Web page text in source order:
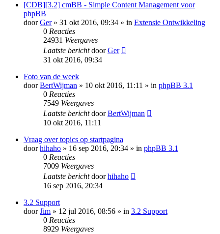
[CDB][3.2] cmBB - Simple Content Management voor
phpBB
doorGer» 31 okt 2016, 09:34 » in Extensie Ontwikkeling
0 Reacties
24931 Weergaves
Laatste berichtdoorGer
31 okt 2016, 09:34
Foto van de week
doorBertWijman » 10 okt 2016, 11:11 » in phpBB 3.1
0 Reacties
7549 Weergaves
Laatste berichtdoorBertWijman
10 okt 2016, 11:11
Vraag over topics op startpagina
doorhihaho » 16 sep 2016, 20:34 » in phpBB 3.1
0 Reacties
7009 Weergaves
Laatste berichtdoorhihaho
16 sep 2016, 20:34
3.2 Support
doorJim » 12 jul 2016, 08:56 » in 3.2 Support
0 Reacties
8929 Weergaves